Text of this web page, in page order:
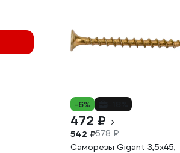
-6%
472 ₽
542 ₽578 ₽
Саморезы Gigant 3,5x45,